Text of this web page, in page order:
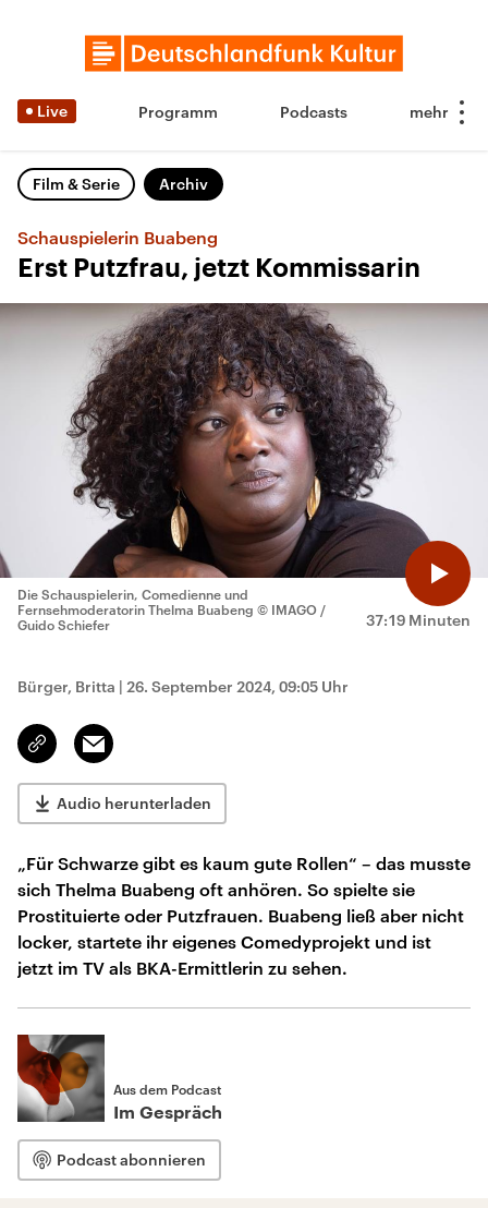
Live Programm Podcasts
Film & Serie Archiv
Schauspielerin Buabeng
Erst Putzfrau, jetzt Kommissarin
37:19 Minuten
Die Schauspielerin, Comedienne und
Fernsehmoderatorin Thelma Buabeng © IMAGO /
Guido Schiefer
Bürger, Britta | 26. September 2024, 09:05 Uhr
Link
kopieren/teilen
Email
Audio herunterladen
„Für Schwarze gibt es kaum gute Rollen“ – das musste
sich Thelma Buabeng oft anhören. So spielte sie
Prostituierte oder Putzfrauen. Buabeng ließ aber nicht
locker, startete ihr eigenes Comedyprojekt und ist
jetzt im TV als BKA-Ermittlerin zu sehen.
Aus dem Podcast
Im Gespräch
Podcast abonnieren